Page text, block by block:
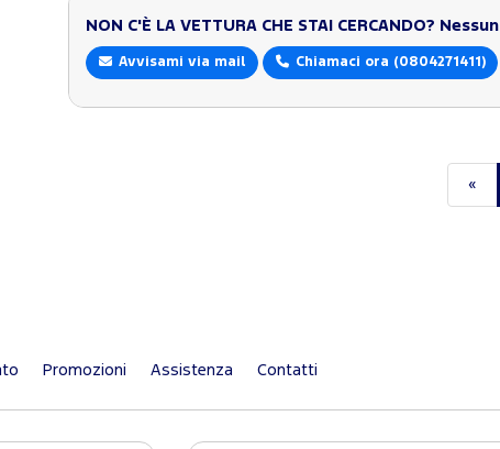
NON C'È LA VETTURA CHE STAI CERCANDO?
Avvisami via mail Chiamaci ora (0804271411)
«
Promozioni Assistenza Contatti